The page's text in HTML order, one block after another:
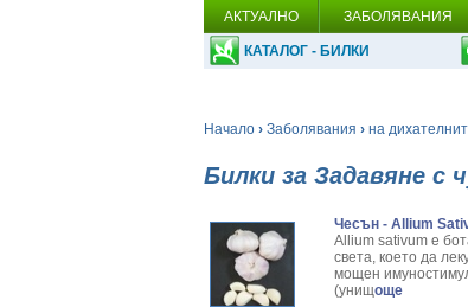
АКТУАЛНО ЗАБОЛЯВАНИЯ
КАТАЛОГ - БИЛКИ
Начало › Заболявания › на
Билки за Задавяне с
Чесън - Allium
Allium sativum е
света, което да
мощен
(унищоще